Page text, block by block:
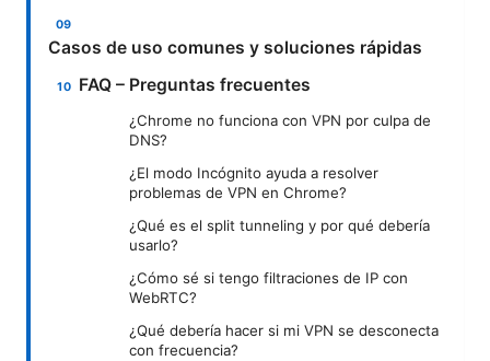
Casos de uso comunes y soluciones rápidas
FAQ – Preguntas frecuentes
¿Chrome no funciona con VPN por culpa de
DNS?
¿El modo Incógnito ayuda a resolver
problemas de VPN en Chrome?
¿Qué es el split tunneling y por qué debería
usarlo?
¿Cómo sé si tengo filtraciones de IP con
WebRTC?
¿Qué debería hacer si mi VPN se desconecta
con frecuencia?